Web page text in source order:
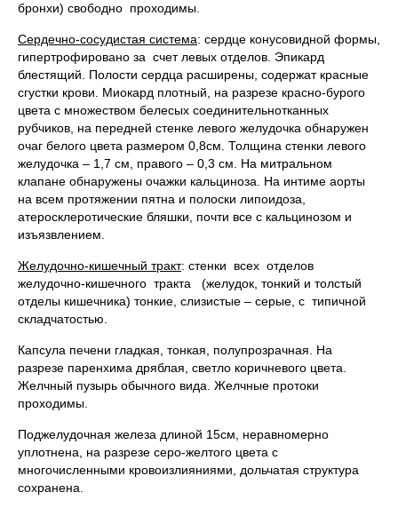
бронхи) свободно проходимы.
Сердечно-сосудистая система: сердце конусовидной формы,
гипертрофировано за счет левых отделов. Эпикард
блестящий. Полости сердца расширены, содержат красные
сгустки крови. Миокард плотный, на разрезе красно-бурого
цвета с множеством белесых соединительнотканных
рубчиков, на передней стенке левого желудочка обнаружен
очаг белого цвета размером 0,8см. Толщина стенки левого
желудочка – 1,7 см, правого – 0,3 см. На митральном
клапане обнаружены очажки кальциноза. На интиме аорты
на всем протяжении пятна и полоски липоидоза,
атеросклеротические бляшки, почти все с кальцинозом и
изъязвлением.
Желудочно-кишечный тракт: стенки всех отделов
желудочно-кишечного тракта (желудок, тонкий и толстый
отделы кишечника) тонкие, слизистые – серые, с типичной
складчатостью.
Капсула печени гладкая, тонкая, полупрозрачная. На
разрезе паренхима дряблая, светло коричневого цвета.
Желчный пузырь обычного вида. Желчные протоки
проходимы.
Поджелудочная железа длиной 15см, неравномерно
уплотнена, на разрезе серо-желтого цвета с
многочисленными кровоизлияниями, дольчатая структура
сохранена.